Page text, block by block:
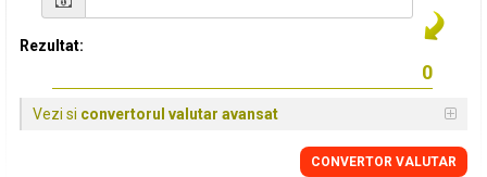
Rezultat:
Vezi si convertorul valutar avansat
CONVERTOR VALUTAR